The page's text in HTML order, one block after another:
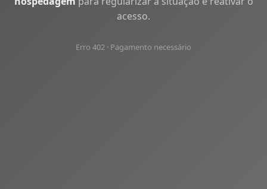
acesso.
Erro 402 · Pagamento necessário